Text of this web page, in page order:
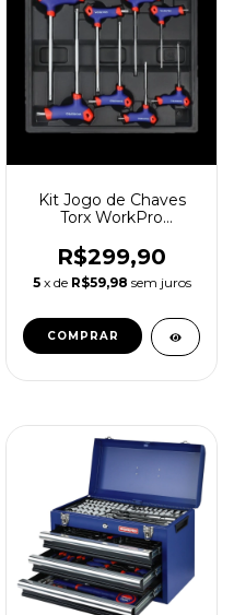
Kit Jogo de Chaves
Torx WorkPro
R$299,90
5 x de R$59,98 sem juros